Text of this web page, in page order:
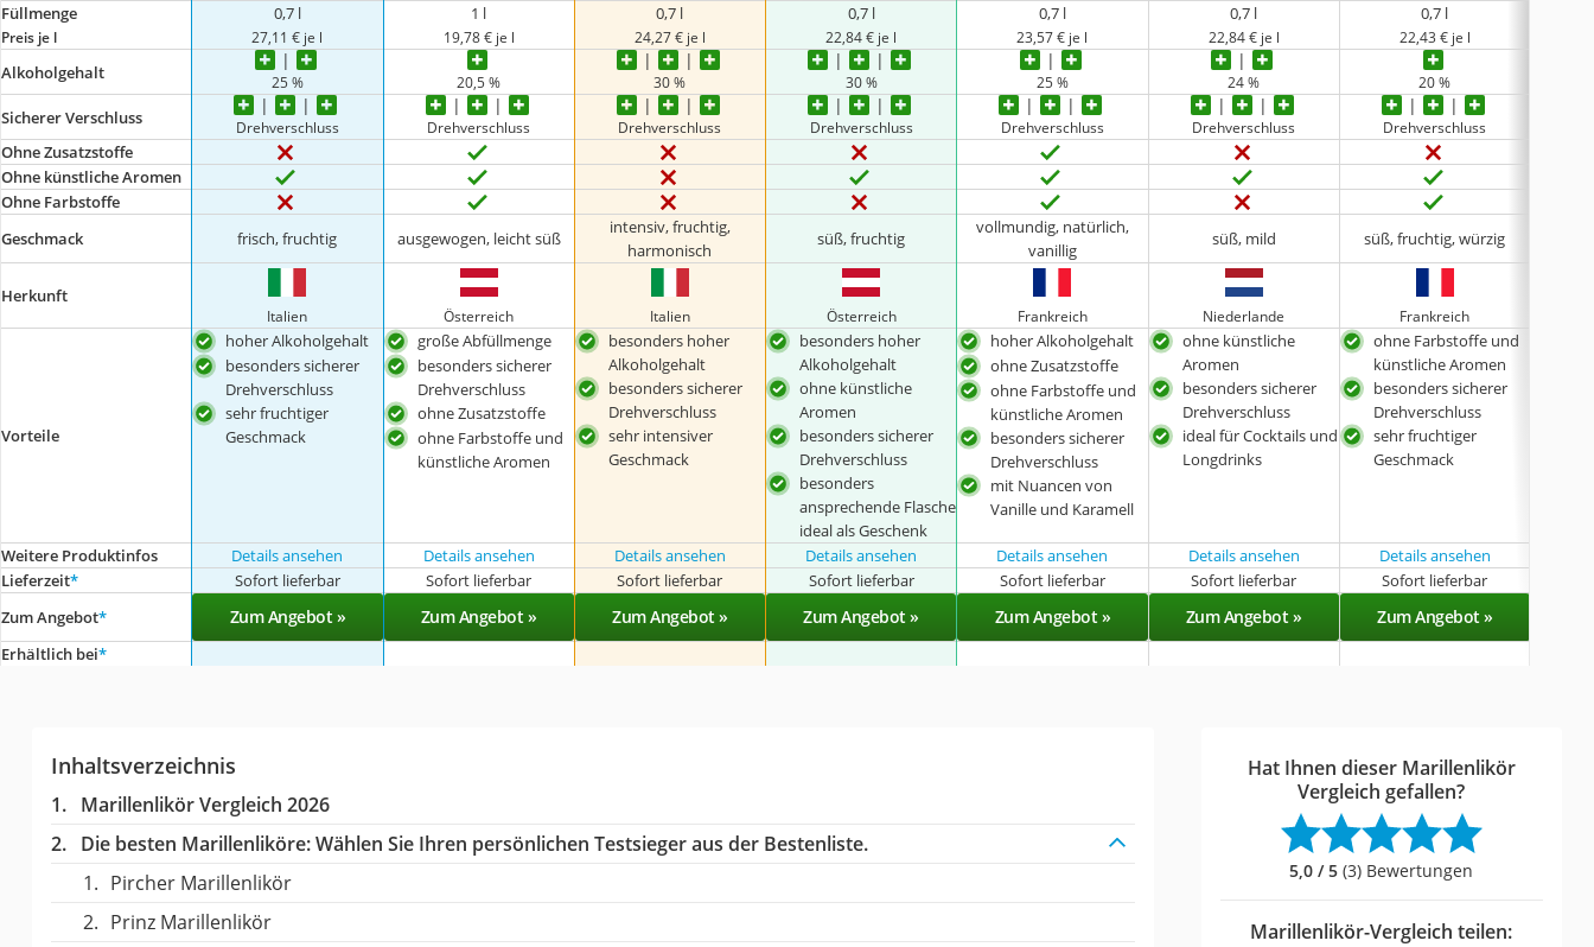
Füllmenge
Preis je l
0,7 l
27,11 € je l
1 l
19,78 € je l
0,7 l
24,27 € je l
0,7 l
22,84 € je l
0,7 l
23,57 € je l
0,7 l
22,84 € je l
0,7 l
22,43 € je l
Alkoholgehalt 25 % 20,5 % 30 % 30 % 25 % 24 % 20 %
Sicherer Verschluss Drehverschluss Drehverschluss Drehverschluss Drehverschluss Drehverschluss Drehverschluss Drehverschluss
Ohne Zusatzstoffe
Ohne künstliche Aromen
Ohne Farbstoffe
Geschmack
frisch, fruchtig ausgewogen, leicht süß
intensiv, fruchtig,
harmonisch
süß, fruchtig
vollmundig, natürlich,
vanillig
süß, mild süß, fruchtig, würzig
Herkunft
Italien Österreich Italien Österreich Frankreich Niederlande Frankreich
Vorteile
hoher Alkoholgehalt
besonders sicherer
Drehverschluss
sehr fruchtiger
Geschmack
große Abfüllmenge
besonders sicherer
Drehverschluss
ohne Zusatzstoffe
ohne Farbstoffe und
künstliche Aromen
besonders hoher
Alkoholgehalt
besonders sicherer
Drehverschluss
sehr intensiver
Geschmack
besonders hoher
Alkoholgehalt
ohne künstliche
Aromen
besonders sicherer
Drehverschluss
besonders
ansprechende Flasche
ideal als Geschenk
hoher Alkoholgehalt
ohne Zusatzstoffe
ohne Farbstoffe und
künstliche Aromen
besonders sicherer
Drehverschluss
mit Nuancen von
Vanille und Karamell
ohne künstliche
Aromen
besonders sicherer
Drehverschluss
ideal für Cocktails und
Longdrinks
ohne Farbstoffe und
künstliche Aromen
besonders sicherer
Drehverschluss
sehr fruchtiger
Geschmack
Weitere Produktinfos Details ansehen Details ansehen Details ansehen Details ansehen Details ansehen Details ansehen
Details ansehen
Lieferzeit* Sofort lieferbar Sofort lieferbar Sofort lieferbar Sofort lieferbar Sofort lieferbar Sofort lieferbar Sofort lieferbar
Zum Angebot* Zum Angebot » Zum Angebot » Zum Angebot » Zum Angebot » Zum Angebot » Zum Angebot » Zum Angebot »
Erhältlich bei*
Inhaltsverzeichnis
Marillenlikör Vergleich 2026
Die besten Marillenliköre:Wählen Sie Ihren persönlichen Testsieger aus der Bestenliste.
Pircher Marillenlikör
Prinz Marillenlikör
Hat Ihnen dieser Marillenlikör
Vergleich gefallen?
5,0 / 5 (3) Bewertungen
Marillenlikör-Vergleich teilen: